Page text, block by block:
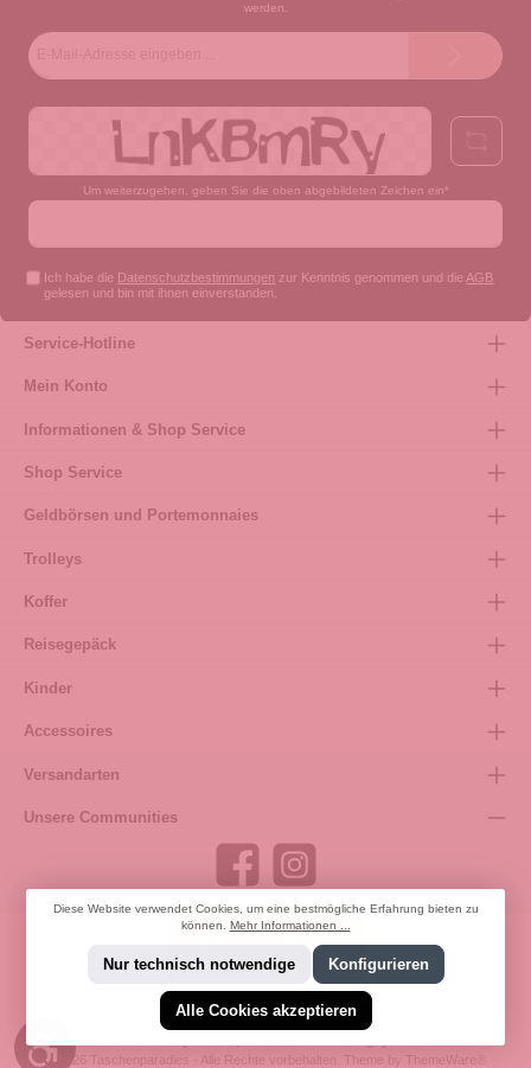
werden.
Um weiterzugehen, geben Sie die oben abgebildeten Zeichen ein*
Ich habe die Datenschutzbestimmungen zur Kenntnis genommen und die AGB
gelesen und bin mit ihnen einverstanden.
Service-Hotline
Mein Konto
Informationen & Shop Service
Shop Service
Geldbörsen und Portemonnaies
Trolleys
Koffer
Reisegepäck
Kinder
Accessoires
Versandarten
Unsere Communities
Bestellung widerrufen
* Alle Preise inkl. gesetzl. Mehrwertsteuer zzgl. Versandkosten
© 2026 Taschenparadies - Alle Rechte vorbehalten. Theme by ThemeWare®
Diese Website verwendet Cookies, um eine bestmögliche Erfahrung bieten zu
können. Mehr Informationen ...
Nur technisch notwendige Konfigurieren
Alle Cookies akzeptieren